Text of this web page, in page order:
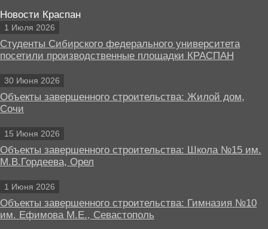
Новости Краспан
1 Июля 2026
Студенты Сибирского федерального университета
посетили производственные площадки КРАСПАН
30 Июня 2026
Объекты завершенного строительства: Жилой дом,
Сочи
15 Июня 2026
Объекты завершенного строительства: Школа №15 им.
М.В.Гордеева, Орел
1 Июня 2026
Объекты завершенного строительства: Гимназия №10
им. Ефимова М.Е., Севастополь